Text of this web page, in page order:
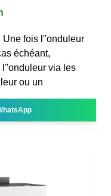
Une fois l''onduleur
échéant,
l''onduleur via les
ou un